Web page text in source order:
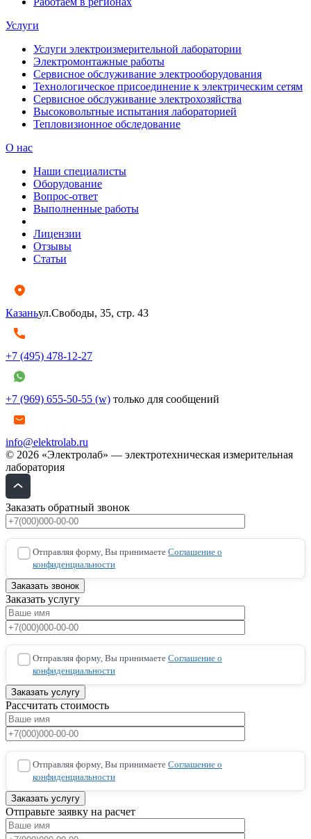
Услуги
Услуги электроизмерительной лаборатории
Электромонтажные работы
Сервисное обслуживание электрооборудования
Технологическое присоединение к электрическим сетям
Сервисное обслуживание электрохозяйства
Высоковольтные испытания лабораторией
Тепловизионное обследование
О нас
Наши специалисты
Оборудование
Вопрос-ответ
Выполненные работы
Лицензии
Отзывы
Статьи
Казаньул.Свободы, 35, стр. 43
+7 (495) 478-12-27
+7 (969) 655-50-55 (w) только для сообщений
info@elektrolab.ru
© 2026 «Электролаб» — электротехническая измерительная
лаборатория
Заказать обратный звонок
Отправляя форму, Вы принимаете Соглашение о
конфиденциальности
Заказать услугу
Отправляя форму, Вы принимаете Соглашение о
конфиденциальности
Рассчитать стоимость
Отправляя форму, Вы принимаете Соглашение о
конфиденциальности
Отправьте заявку на расчет